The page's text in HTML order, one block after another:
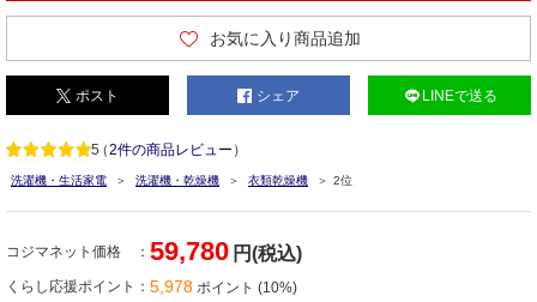
お気に入り商品追加
ポスト シェア LINEで送る
5（2件の商品レビュー ）
洗濯機・生活家電 洗濯機・乾燥機 衣類乾燥機 2位
コジマネット価格 59,780 円(税込)
くらし応援ポイント 5,978 ポイント (10%)